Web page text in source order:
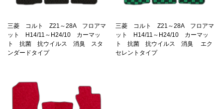
三菱 コルト Z21～28A フロアマ
ット H14/11～H24/10 カーマッ
ト 抗菌 抗ウイルス 消臭 スタ
ンダードタイプ
三菱 コルト Z21～28A フロアマ
ット H14/11～H24/10 カーマッ
ト 抗菌 抗ウイルス 消臭 エク
セレントタイプ